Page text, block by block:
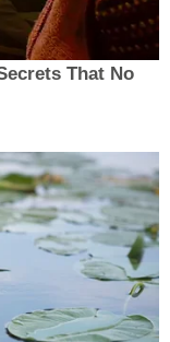
That No